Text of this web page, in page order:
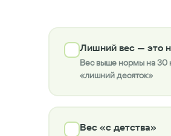
Лишний вес — это
Вес выше нормы на 30
«лишний десяток»
Вес «с детства»